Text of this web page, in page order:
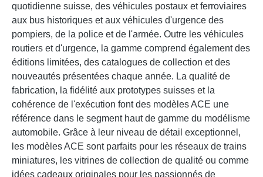
quotidienne suisse, des véhicules postaux et ferroviaires
aux bus historiques et aux véhicules d'urgence des
pompiers, de la police et de l'armée. Outre les véhicules
routiers et d'urgence, la gamme comprend également des
éditions limitées, des catalogues de collection et des
nouveautés présentées chaque année. La qualité de
fabrication, la fidélité aux prototypes suisses et la
cohérence de l'exécution font des modèles ACE une
référence dans le segment haut de gamme du modélisme
automobile. Grâce à leur niveau de détail exceptionnel,
les modèles ACE sont parfaits pour les réseaux de trains
miniatures, les vitrines de collection de qualité ou comme
idées cadeaux originales pour les passionnés de